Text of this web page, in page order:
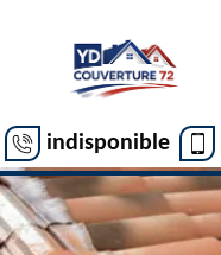
indisponible